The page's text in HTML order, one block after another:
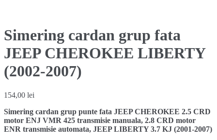
Simering cardan grup fata
JEEP CHEROKEE LIBERTY
(2002-2007)
154,00 lei
Simering cardan grup punte fata JEEP CHEROKEE 2.5 CRD
motor ENJ VMR 425 transmisie manuala, 2.8 CRD motor
ENR transmisie automata, JEEP LIBERTY 3.7 KJ (2001-2007)